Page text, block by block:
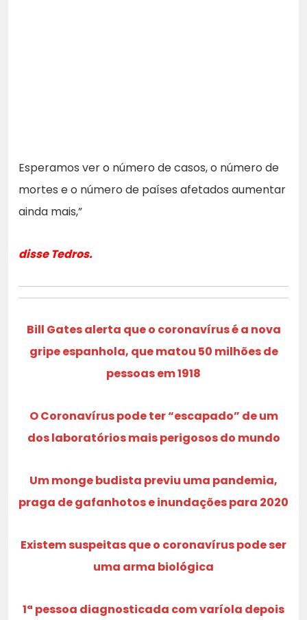
Esperamos ver o número de casos, o número de
mortes e o número de países afetados aumentar
ainda mais,”
disse Tedros.
Bill Gates alerta que o coronavírus é a nova
gripe espanhola, que matou 50 milhões de
pessoas em 1918
O Coronavírus pode ter “escapado” de um
dos laboratórios mais perigosos do mundo
Um monge budista previu uma pandemia,
praga de gafanhotos e inundações para 2020
Existem suspeitas que o coronavírus pode ser
uma arma biológica
1ª pessoa diagnosticada com varíola depois